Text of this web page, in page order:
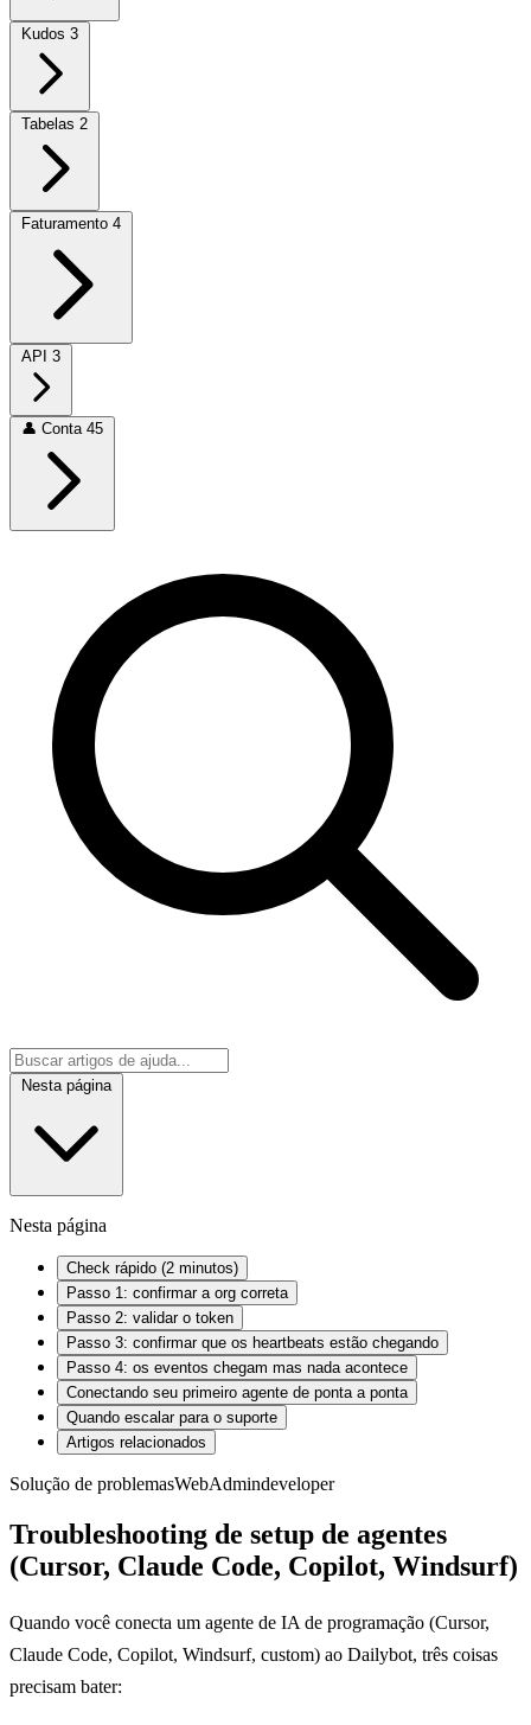
Kudos 3
Tabelas 2
Faturamento 4
API 3
👤 Conta 45
Nesta página
Nesta página
Check rápido (2 minutos)
Passo 1: confirmar a org correta
Passo 2: validar o token
Passo 3: confirmar que os heartbeats estão chegando
Passo 4: os eventos chegam mas nada acontece
Conectando seu primeiro agente de ponta a ponta
Quando escalar para o suporte
Artigos relacionados
Solução de problemasWebAdmindeveloper
Troubleshooting de setup de agentes
(Cursor, Claude Code, Copilot, Windsurf)
Quando você conecta um agente de IA de programação (Cursor,
Claude Code, Copilot, Windsurf, custom) ao Dailybot, três coisas
precisam bater: